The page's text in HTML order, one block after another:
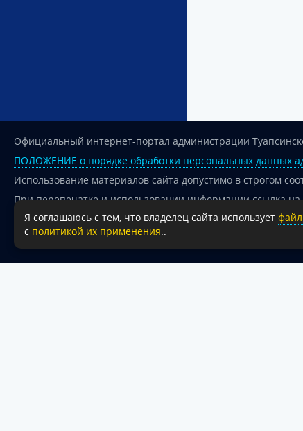
Официальный интернет-портал администрации
ПОЛОЖЕНИЕ о порядке обработки персональных данных
Использование материалов сайта допустимо в строгом
При перепечатке и использовании информации ссылка на
Для сайтов и страниц сети Интернет обязательна
18+
Я соглашаюсь с тем, что владелец сайта использует
с политикой их применения..